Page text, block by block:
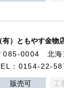
有）ともやす金物
085-0004 北海
：0154-22-
販売可 工